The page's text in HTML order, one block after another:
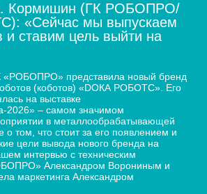
Кормишин (ГК РОБОПРО/
«Сейчас мы выпускаем
и ставим цель выйти на
«РОБОПРО» представила новый бренд
(коботов) «DОКА РОБОТС». Его
на выставке
2026» – самом значимом
в металлообрабатывающей
о том, что стоит за его появлением и
цели вывода нового бренда на
интервью с техническим
Александром Ворониным и
маркетинга Александром